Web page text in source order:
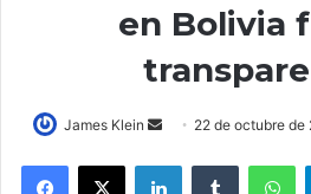
en Bolivia
James Klein
Send
email
22 de octubre de
LinkedInTumblr